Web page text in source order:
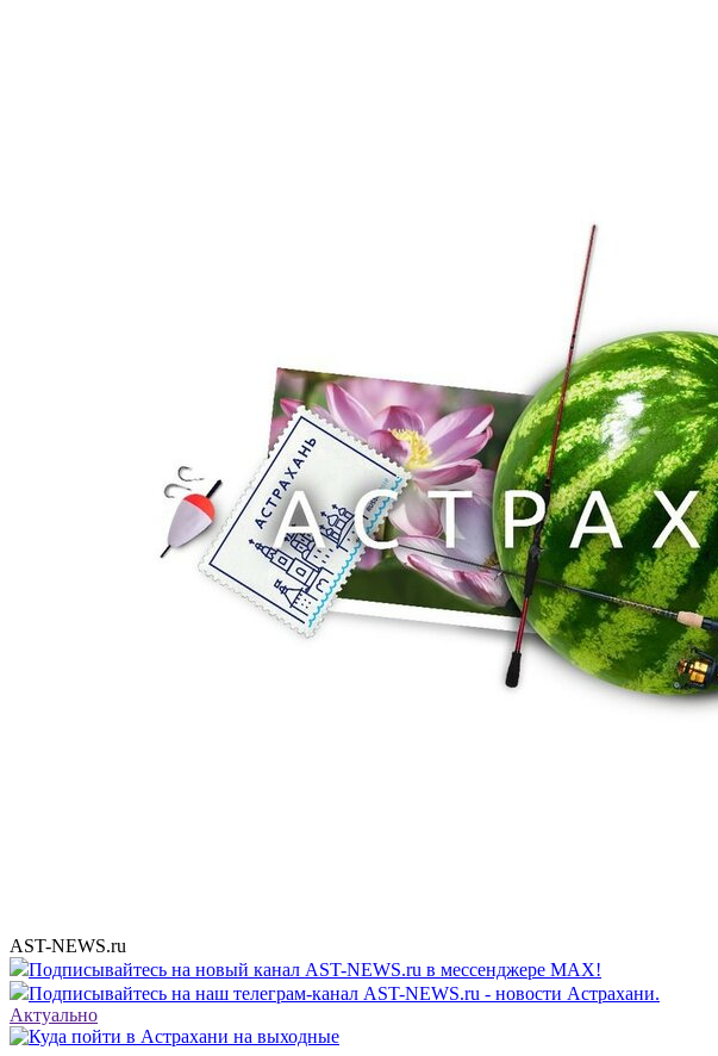
AST-NEWS.ru
Подписывайтесь на новый канал AST-NEWS.ru в мессенджере MAX!
Подписывайтесь на наш телеграм-канал AST-NEWS.ru - новости Астрахани.
Актуально